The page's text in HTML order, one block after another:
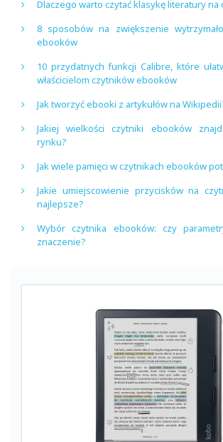
Dlaczego warto czytać klasykę literatury
8 sposobów na zwiększenie
ebooków
10 przydatnych funkcji Calibre, które
właścicielom czytników ebooków
Jak tworzyć ebooki z artykułów na
Jakiej wielkości czytniki ebooków
rynku?
Jak wiele pamięci w czytnikach ebooków
Jakie umiejscowienie przycisków na
najlepsze?
Wybór czytnika ebooków: czy
znaczenie?